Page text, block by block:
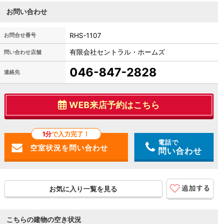
お問い合わせ
お問合せ番号 RHS-1107
問い合わせ店舗 有限会社セントラル・ホームズ
連絡先 046-847-2828
WEB来店予約はこちら
1分で入力完了！
電話で
問い合わせ
お気に入り一覧を見る
こちらの建物の空き状況